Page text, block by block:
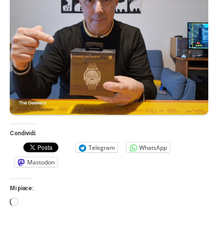
Condividi:
Telegram
WhatsApp
Mastodon
Mi piace:
Caricamento